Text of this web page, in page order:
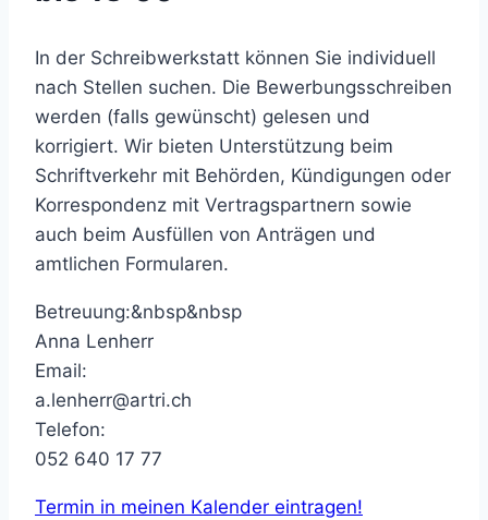
In der Schreibwerkstatt können Sie individuell
nach Stellen suchen. Die Bewerbungsschreiben
werden (falls gewünscht) gelesen und
korrigiert. Wir bieten Unterstützung beim
Schriftverkehr mit Behörden, Kündigungen oder
Korrespondenz mit Vertragspartnern sowie
auch beim Ausfüllen von Anträgen und
amtlichen Formularen.
Betreuung:&nbsp&nbsp
Anna Lenherr
Email:
a.lenherr@artri.ch
Telefon:
052 640 17 77
Termin in meinen Kalender eintragen!